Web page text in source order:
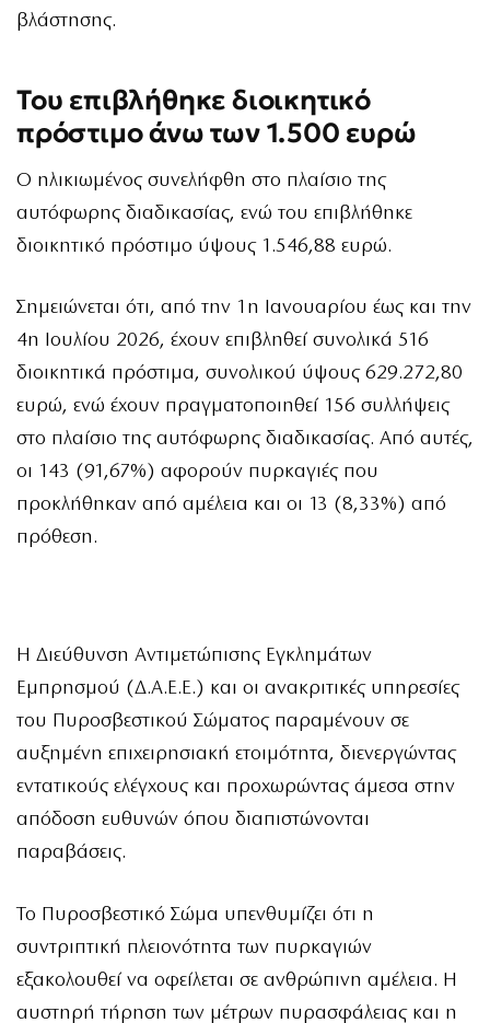
βλάστησης.
Του επιβλήθηκε διοικητικό
πρόστιμο άνω των 1.500 ευρώ
Ο ηλικιωμένος συνελήφθη στο πλαίσιο της
αυτόφωρης διαδικασίας, ενώ του επιβλήθηκε
διοικητικό πρόστιμο ύψους 1.546,88 ευρώ.
Σημειώνεται ότι, από την 1η Ιανουαρίου έως και την
4η Ιουλίου 2026, έχουν επιβληθεί συνολικά 516
διοικητικά πρόστιμα, συνολικού ύψους 629.272,80
ευρώ, ενώ έχουν πραγματοποιηθεί 156 συλλήψεις
στο πλαίσιο της αυτόφωρης διαδικασίας. Από αυτές,
οι 143 (91,67%) αφορούν πυρκαγιές που
προκλήθηκαν από αμέλεια και οι 13 (8,33%) από
πρόθεση.
Η Διεύθυνση Αντιμετώπισης Εγκλημάτων
Εμπρησμού (Δ.Α.Ε.Ε.) και οι ανακριτικές υπηρεσίες
του Πυροσβεστικού Σώματος παραμένουν σε
αυξημένη επιχειρησιακή ετοιμότητα, διενεργώντας
εντατικούς ελέγχους και προχωρώντας άμεσα στην
απόδοση ευθυνών όπου διαπιστώνονται
παραβάσεις.
Το Πυροσβεστικό Σώμα υπενθυμίζει ότι η
συντριπτική πλειονότητα των πυρκαγιών
εξακολουθεί να οφείλεται σε ανθρώπινη αμέλεια. Η
αυστηρή τήρηση των μέτρων πυρασφάλειας και η